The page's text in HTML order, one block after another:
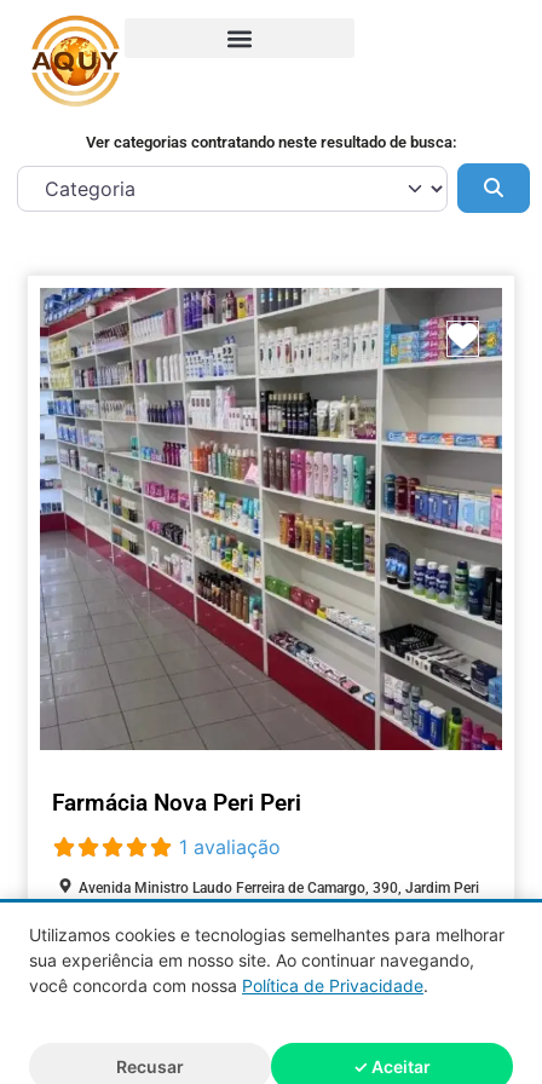
Ver categorias contratando neste resultado de busca:
Farmácia Nova Peri Peri
1 avaliação
Avenida Ministro Laudo Ferreira de Camargo, 390, Jardim Peri
SAÚDE Aberto agora:
reservados.
Utilizamos cookies e tecnologias semelhantes para melhorar
sua experiência em nosso site. Ao continuar navegando,
você concorda com nossa Política de Privacidade.
Recusar ✓ Aceitar